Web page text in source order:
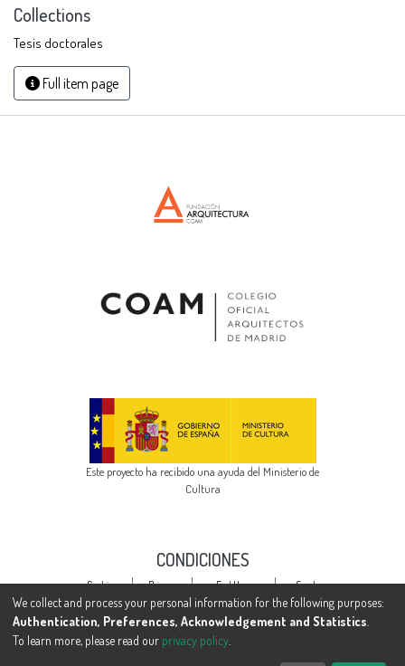
Collections
Tesis doctorales
Full item page
Este proyecto ha recibido una ayuda del Ministerio de
Cultura
CONDICIONES
Cookie
settings
Privacy
policy
End User
Agreement
Send
Feedback
We collect and process your personal information for the following purposes:
Authentication, Preferences, Acknowledgement and Statistics
To learn more, please read our privacy policy